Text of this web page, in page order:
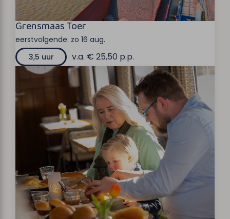
Grensmaas Toer
eerstvolgende: zo 16 aug.
3,5 uur
v.a. € 25,50 p.p.